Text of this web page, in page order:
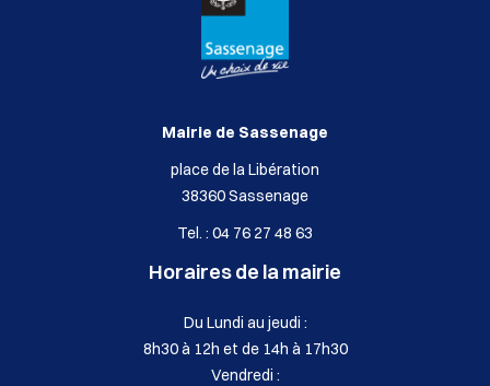
Mairie de Sassenage
place de la Libération
38360 Sassenage
Tel. : 04 76 27 48 63
Horaires de la mairie
Du Lundi au jeudi :
8h30 à 12h et de 14h à 17h30
Vendredi :